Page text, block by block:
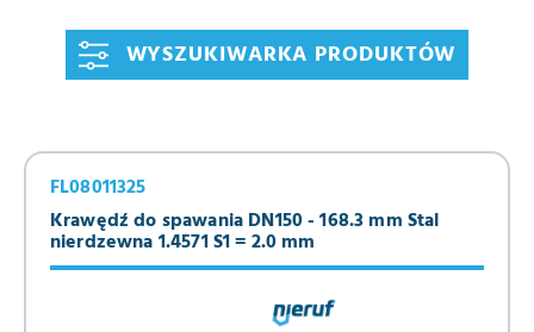
WYSZUKIWARKA PRODUKTÓW
Krawędź do spawania DN150 - 168.3 mm Stal
nierdzewna 1.4571 S1 = 2.0 mm
FL08011325